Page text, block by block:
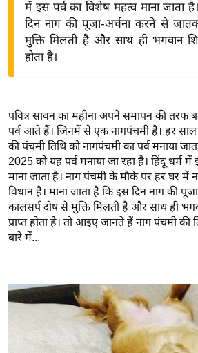
द्यो
वि
शे
ष
ज्ञ
रा
य
ब
खे
में इस पर्व का विशेष महत्व माना जाता
दिन नाग की पूजा-अर्चना करने से
मुक्ति मिलती है और साथ ही भगवान
होता है।
पवित्र सावन का महीना अपने समापन की तरफ
पर्व आते हैं। जिनमें से एक नागपंचमी है। हर
की पंचमी तिथि को नागपंचमी का पर्व मनाया
2025 को यह पर्व मनाया जा रहा है। हिंदू धर्म
माना जाता है। नाग पंचमी के मौके पर हर घर में
विधान है। माना जाता है कि इस दिन नाग की
कालसर्प दोष से मुक्ति मिलती है और साथ ही
प्राप्त होता है। तो आइए जानते हैं नाग पंचमी
बारे में...